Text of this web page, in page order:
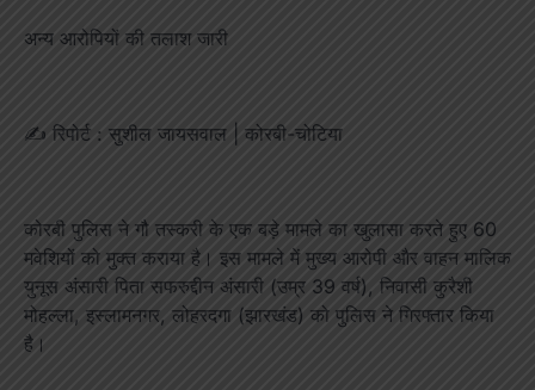
अन्य आरोपियों की तलाश जारी
✍️ रिपोर्ट : सुशील जायसवाल | कोरबी-चोटिया
कोरबी पुलिस ने गौ तस्करी के एक बड़े मामले का खुलासा करते हुए 60
मवेशियों को मुक्त कराया है। इस मामले में मुख्य आरोपी और वाहन मालिक
युनूस अंसारी पिता सफरुद्दीन अंसारी (उम्र 39 वर्ष), निवासी कुरैशी
मोहल्ला, इस्लामनगर, लोहरदगा (झारखंड) को पुलिस ने गिरफ्तार किया
है।